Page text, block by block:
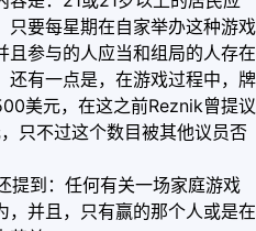
只要每星期在自家举办这种游戏
且参与的人应当和组局的人存在
还有一点是，在游戏过程中，牌
美元，在这之前Reznik曾提议
只不过这个数目被其他议员否
提到：任何有关一场家庭游戏
，并且，只有赢的那个人或是在